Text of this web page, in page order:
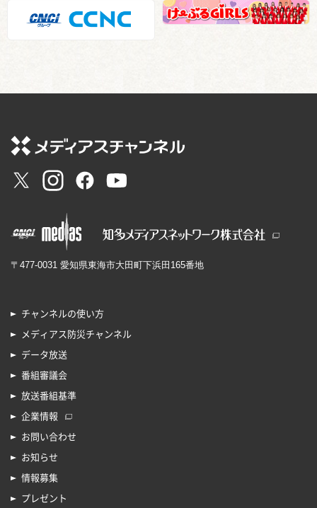
〒477-0031 愛知県東海市大田町下浜田165番地
チャンネルの使い方
メディアス防災チャンネル
データ放送
番組審議会
放送番組基準
企業情報
お問い合わせ
お知らせ
情報募集
プレゼント